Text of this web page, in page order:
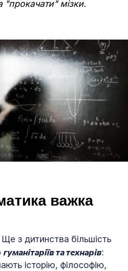
"прокачати" мізки.
важка
з дитинства більшість
гуманітаріїв та технарів:
історію, філософію,